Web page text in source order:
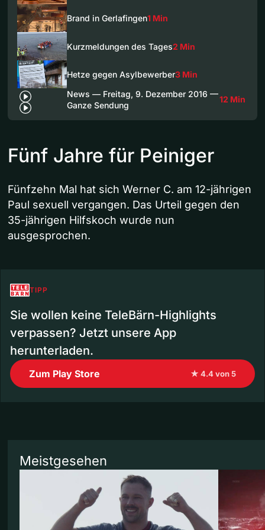
Brand in Gerlafingen1 Min
Kurzmeldungen des Tages2 Min
Hetze gegen Asylbewerber3 Min
News — Freitag, 9. Dezember 2016 —
Ganze Sendung
12 Min
Fünf Jahre für Peiniger
Fünfzehn Mal hat sich Werner C. am 12-jährigen
Paul sexuell vergangen. Das Urteil gegen den
35-jährigen Hilfskoch wurde nun
ausgesprochen.
TIPP
Sie wollen keine TeleBärn-Highlights
verpassen? Jetzt unsere App
herunterladen.
Zum Play Store ★ 4.4 von 5
Meistgesehen